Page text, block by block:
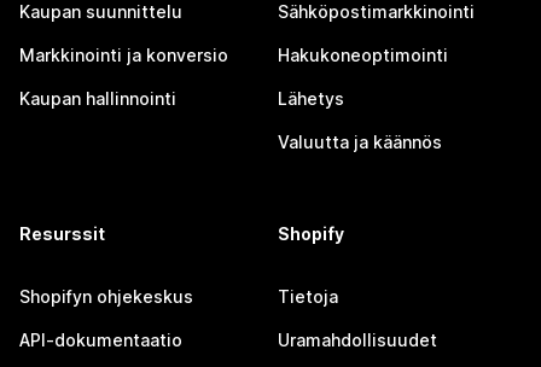
Kaupan suunnittelu
Markkinointi ja konversio
Kaupan hallinnointi
Sähköpostimarkkinointi
Hakukoneoptimointi
Lähetys
Valuutta ja käännös
Resurssit
Shopifyn ohjekeskus
API-dokumentaatio
Shopify
Tietoja
Uramahdollisuudet